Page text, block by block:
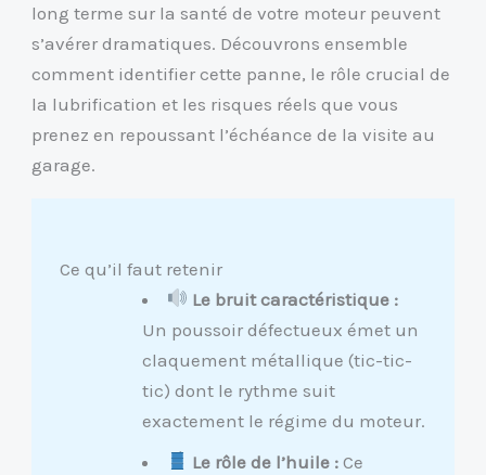
long terme sur la santé de votre moteur peuvent
s’avérer dramatiques. Découvrons ensemble
comment identifier cette panne, le rôle crucial de
la lubrification et les risques réels que vous
prenez en repoussant l’échéance de la visite au
garage.
Ce qu’il faut retenir
Le bruit caractéristique :
Un poussoir défectueux émet un
claquement métallique (tic-tic-
tic) dont le rythme suit
exactement le régime du moteur.
Le rôle de l’huile : Ce